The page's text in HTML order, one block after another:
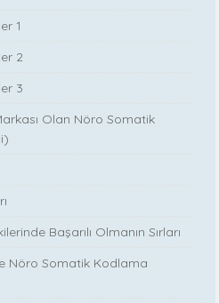
1
2
3
Olan Nöro Somatik
Başarılı Olmanın Sırları
Nöro Somatik Kodlama